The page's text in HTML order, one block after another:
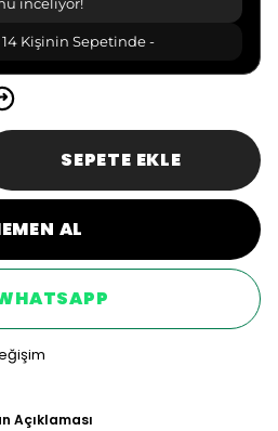
inceliyor!
14 Kişinin Sepetinde -
SEPETE EKLE
AL
Açıklaması